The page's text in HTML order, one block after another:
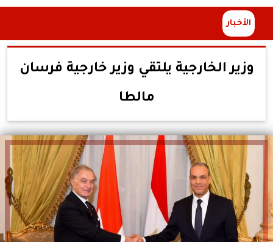
الأخبار
وزير الخارجية يلتقي وزير خارجية فرسان
مالطا